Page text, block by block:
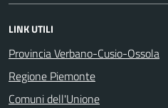
LINK UTILI
Provincia Verbano-Cusio-Ossola
Regione Piemonte
Comuni dell'Unione